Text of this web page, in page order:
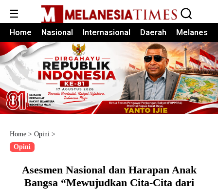
☰
Home Nasional Internasional Daerah Melanesia
Home > Opini >
Opini
Asesmen Nasional dan Harapan Anak
Bangsa “Mewujudkan Cita-Cita dari